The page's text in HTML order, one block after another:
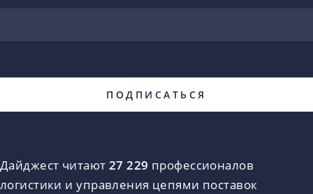
Дайджест читают 27 229 профессионалов
логистики и управления цепями поставок